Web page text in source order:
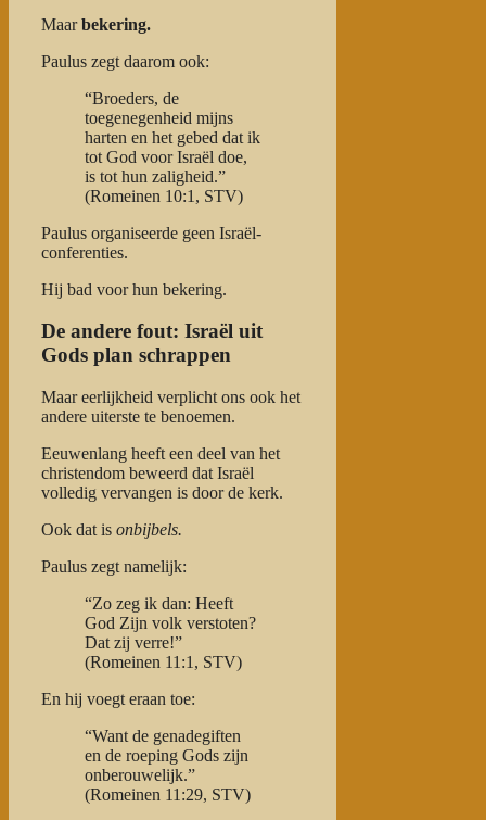
Maarbekering.
Paulus zegt daarom ook:
“Broeders, de
toegenegenheid mijns
harten en het gebed dat ik
tot God voor Israël doe,
is tot hun zaligheid.”
(Romeinen 10:1, STV)
Paulus organiseerde geen Israël-
conferenties.
Hij bad voor hun bekering.
De andere fout: Israël uit
Gods plan schrappen
Maar eerlijkheid verplicht ons ook het
andere uiterste te benoemen.
Eeuwenlang heeft een deel van het
christendom beweerd dat Israël
volledig vervangen is door de kerk.
Ook dat is onbijbels.
Paulus zegt namelijk:
“Zo zeg ik dan: Heeft
God Zijn volk verstoten?
Dat zij verre!”
(Romeinen 11:1, STV)
En hij voegt eraan toe:
“Want de genadegiften
en de roeping Gods zijn
onberouwelijk.”
(Romeinen 11:29, STV)